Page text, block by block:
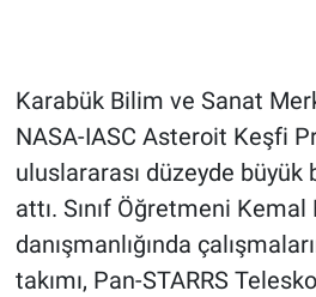
Karabük Bilim ve Sanat
NASA-IASC Asteroit Keşfi
uluslararası düzeyde büyük
attı. Sınıf Öğretmeni Kemal
danışmanlığında
takımı, Pan-STARRS